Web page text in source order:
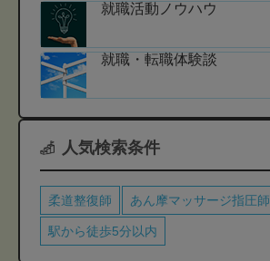
就職活動ノウハウ
就職・転職体験談
人気検索条件
柔道整復師 あん摩マッサージ指圧師
駅から徒歩5分以内